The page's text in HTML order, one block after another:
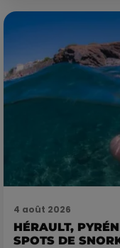
4 août 2026
HÉRAULT,
SPOTS DE